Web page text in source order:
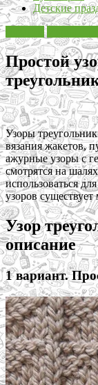
Детские
Простой
Узоры
вязания жакетов,
ажурные узоры с
смотрятся на
использоваться
узоров
Узор
описание
1 вариант.